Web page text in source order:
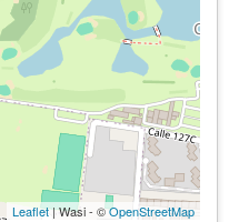
Leaflet| Wasi - ©OpenStreetMap